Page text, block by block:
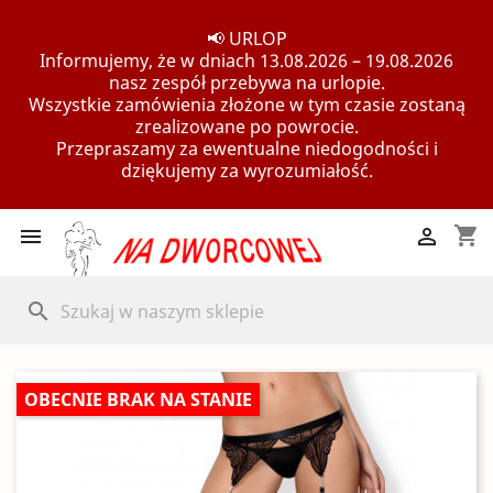
📢 URLOP
Informujemy, że w dniach 13.08.2026 – 19.08.2026
nasz zespół przebywa na urlopie.
Wszystkie zamówienia złożone w tym czasie zostaną
zrealizowane po powrocie.
Przepraszamy za ewentualne niedogodności i
dziękujemy za wyrozumiałość.
 shopping_cart

search
OBECNIE BRAK NA STANIE